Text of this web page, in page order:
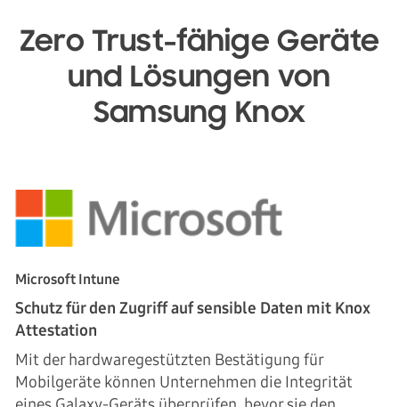
Zero Trust-fähige Geräte
und Lösungen von
Samsung Knox
Microsoft Intune
Schutz für den Zugriff auf sensible Daten mit Knox
Attestation
Mit der hardwaregestützten Bestätigung für
Mobilgeräte können Unternehmen die Integrität